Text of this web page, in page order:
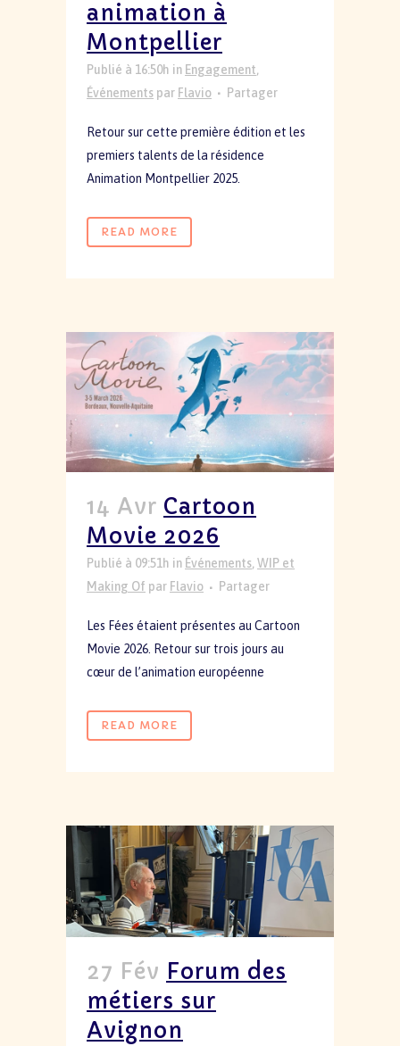
animation à
Montpellier
Publié à 16:50h in Engagement,
Événements par Flavio Partager
Retour sur cette première édition et les
premiers talents de la résidence
Animation Montpellier 2025.
READ MORE
14 Avr Cartoon
Movie 2026
Publié à 09:51h in Événements,WIP et
Making Of par Flavio Partager
Les Fées étaient présentes au Cartoon
Movie 2026. Retour sur trois jours au
cœur de l’animation européenne
READ MORE
27 Fév Forum des
métiers sur
Avignon